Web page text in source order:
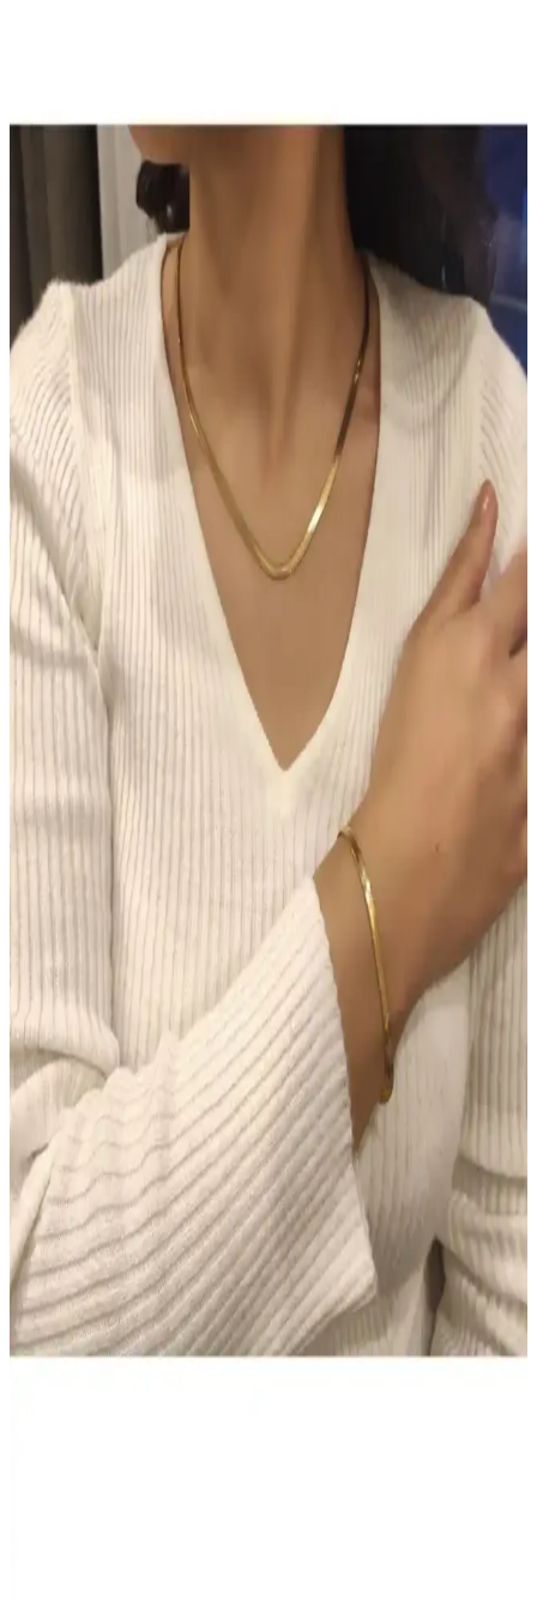
Sun Brown Carrot Butter Bronzlaştırıcı Krem, doğal içerikleriyle
cilde sağlıklı bronzluk kazandırır, hızlı emilir, kolay kullanılır ve
uzun süre kalıcı sonuçlar sağlar.
TUTUYA TEXTIL Hep Trend El Örgüsü Uzun
Renkli Lif Seti Detaylı İnceleme ve Kullanım
Alanları
TUTUYA TEXTIL'in el örgüsü renkli lif seti, estetik ve dayanıklı
yapısıyla çeşitli kullanım alanlarına uygun, yüksek kalite ve müşteri
memnuniyeti sağlayan ürünler sunuyor.
Hormonal Akne Tedavisinde Spironolaktonun
Etkisi ve Kullanıcı Deneyimleri
Spironolakton, hormonal aknede anti-androjenik etkisiyle yağ
bezlerini düzenler. Kullanıcılar iki hafta içinde iyileşme
gözlemlerken, dozaj ve yan etkiler kişiye göre değişmektedir.
Chanel Water Tint: Hafif Kapatıcılıkla Uzun Süre
Kalıcı Doğal Cilt Makyajı
Chanel Water Tint, hafif kapatıcılığı ve doğal parlaklığıyla gün boyu
taze kalan bir cilt makyajı sunar. Ciltte ağırlık yapmadan uzun süre
kalıcı performans sağlar, ancak hassas ciltlerde koku dikkat
Morfose Kahve Renkli Saçlar İçin Kuru Şampuan
İncelemesi ve Kullanım İpuçları
Morfose kahve renkli kuru şampuan, doğal görünüm ve hacim
sağlar, saç derisini temiz tutar, kullanım kolaylığı sunar ve renk
uyumu sağlar. Ancak, yoğun renk ve kalıcılık konusunda dikkatli
Makyajda Doğru Ürün Seçimi ve Uygulama
Teknikleri ile Kalıcı ve Doğal Görünüm Sağlama
Makyajda doğru ürün seçimi ve uygulama teknikleri, doğal ve kalıcı
bir görünüm için kritik öneme sahiptir. Tonlu nemlendiriciden suya
dayanıklı göz kalemine kadar ürünlerin işlevleri ve kullanımı
detaylıca ele alınmıştır.
Colgate Sensitive Diş Macunu 75 ml 2'li Fırsat Seti –
Hassas Dişler için Beyazlatıcı Çözüm
Colgate Sensitive Diş Macunu 75 ml’lik iki tüp içeren Türkiye
kökenli set, hassas dişlere nazik beyazlatma sunar ve güvenli
kullanım sağlar. Evde düzenli kullanım için pratiktir; bazı
kullanıcılar kıvam ve köpürmede farklılık bildirir, genel memnuniyet
yüksek.
NIVEA Men Deep Impact El ve Vücut Kremi: Derin
Nem, Yağsız Ferahlık ve Erkeksi Koku